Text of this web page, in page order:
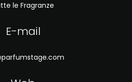
le Fragranze
E-mail